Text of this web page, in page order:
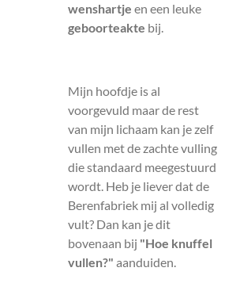
wenshartje en een leuke
geboorteakte bij.
Mijn hoofdje is al
voorgevuld maar de rest
van mijn lichaam kan je zelf
vullen met de zachte vulling
die standaard meegestuurd
wordt. Heb je liever dat de
Berenfabriek mij al volledig
vult? Dan kan je dit
bovenaan bij "Hoe knuffel
vullen?" aanduiden.